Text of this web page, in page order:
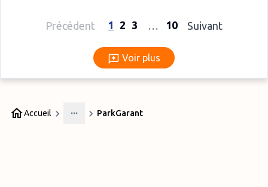
Précédent 1 2 3 … 10 Suivant
Voir plus
Voir plus
Accueil
More
ParkGarant